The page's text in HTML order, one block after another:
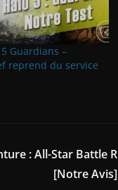
Guardians –
reprend du service
: All-Star Battle R
[Notre Avis]